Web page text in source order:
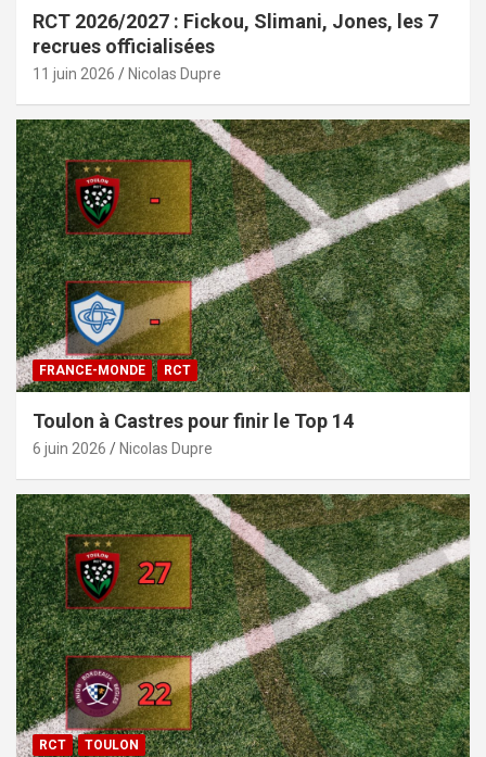
RCT 2026/2027 : Fickou, Slimani, Jones, les 7
recrues officialisées
11 juin 2026 Nicolas Dupre
FRANCE-MONDE RCT
Toulon à Castres pour finir le Top 14
6 juin 2026 Nicolas Dupre
RCT TOULON